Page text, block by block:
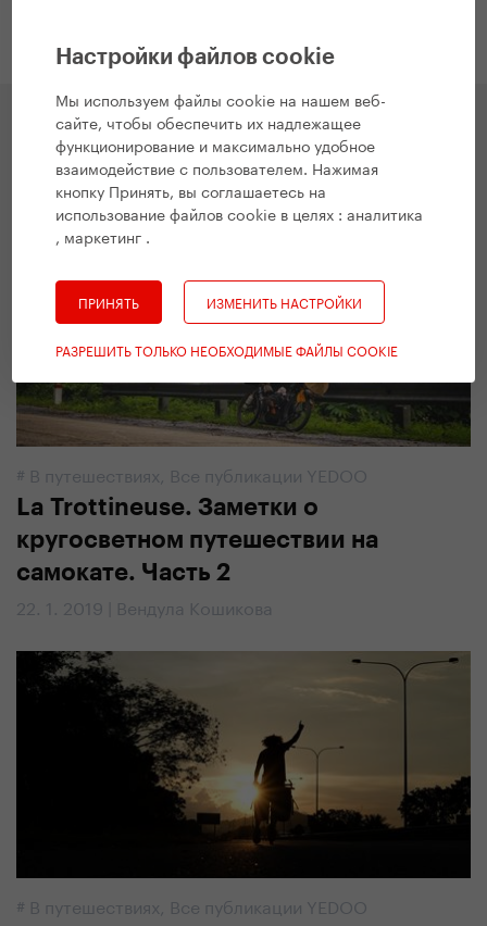
Настройки файлов cookie
Мы используем файлы cookie на нашем веб-
сайте, чтобы обеспечить их надлежащее
функционирование и максимально удобное
взаимодействие с пользователем. Нажимая
кнопку Принять, вы соглашаетесь на
использование файлов cookie в целях :аналитика
, маркетинг .
ПРИНЯТЬ ИЗМЕНИТЬ НАСТРОЙКИ
РАЗРЕШИТЬ ТОЛЬКО НЕОБХОДИМЫЕ ФАЙЛЫ COOKIE
Вдохновение
# В путешествиях Все публикации YEDOO
La Trottineuse. Заметки о
кругосветном путешествии на
самокате. Часть 2
22. 1. 2019 | Вендула Кошикова
# В путешествиях Все публикации YEDOO